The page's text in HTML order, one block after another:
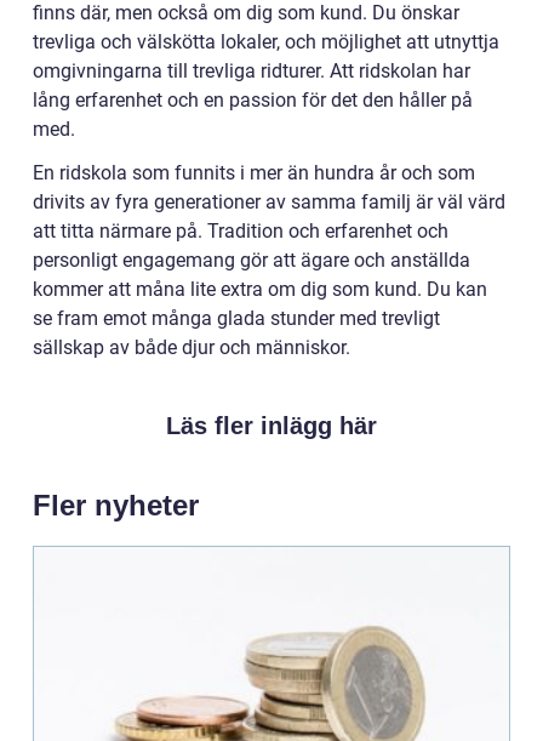
finns där, men också om dig som kund. Du önskar
trevliga och välskötta lokaler, och möjlighet att utnyttja
omgivningarna till trevliga ridturer. Att ridskolan har
lång erfarenhet och en passion för det den håller på
med.
En ridskola som funnits i mer än hundra år och som
drivits av fyra generationer av samma familj är väl värd
att titta närmare på. Tradition och erfarenhet och
personligt engagemang gör att ägare och anställda
kommer att måna lite extra om dig som kund. Du kan
se fram emot många glada stunder med trevligt
sällskap av både djur och människor.
Läs fler inlägg här
Fler nyheter